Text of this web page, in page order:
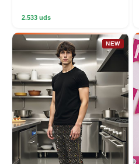
2.533 uds
NEW